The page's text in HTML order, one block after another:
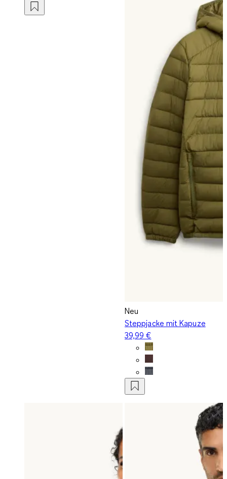
Neu
Steppjacke mit Kapuze
39,99 €